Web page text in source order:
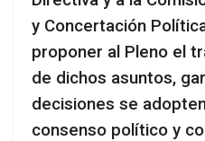
y Concertación
proponer al Pleno el
de dichos asuntos,
decisiones se
consenso político y